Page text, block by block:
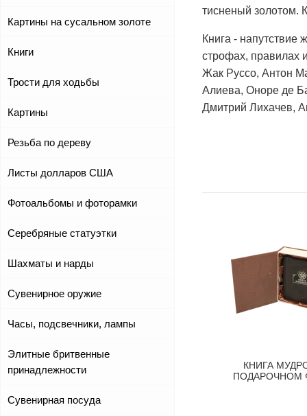
Картины на сусальном золоте
Книги
Трости для ходьбы
Картины
Резьба по дереву
Листы долларов США
Фотоальбомы и фоторамки
Серебряные статуэтки
Шахматы и нарды
Сувенирное оружие
Часы, подсвечники, лампы
Элитные бритвенные
принадлежности
Сувенирная посуда
тисненый золотом.
Книга -
строфах, правилах
Жак Руссо, Антон
Алиева, Оноре де
Дмитрий Лихачев,
КНИГА
ПОДАРОЧНОМ